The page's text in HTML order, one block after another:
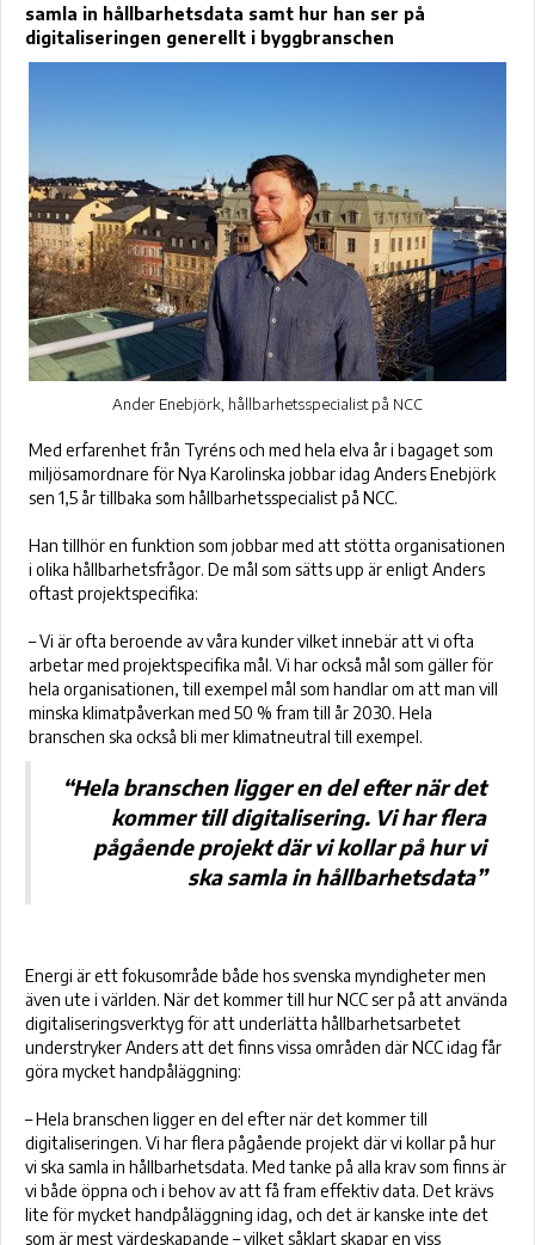
samla in hållbarhetsdata samt hur han ser på
digitaliseringen generellt i byggbranschen
Ander Enebjörk, hållbarhetsspecialist på NCC
Med erfarenhet från Tyréns och med hela elva år i bagaget som
miljösamordnare för Nya Karolinska jobbar idag Anders Enebjörk
sen 1,5 år tillbaka som hållbarhetsspecialist på NCC.
Han tillhör en funktion som jobbar med att stötta organisationen
i olika hållbarhetsfrågor. De mål som sätts upp är enligt Anders
oftast projektspecifika:
– Vi är ofta beroende av våra kunder vilket innebär att vi ofta
arbetar med projektspecifika mål. Vi har också mål som gäller för
hela organisationen, till exempel mål som handlar om att man vill
minska klimatpåverkan med 50 % fram till år 2030. Hela
branschen ska också bli mer klimatneutral till exempel.
“Hela branschen ligger en del efter när det
kommer till digitalisering. Vi har flera
pågående projekt där vi kollar på hur vi
ska samla in hållbarhetsdata”
Energi är ett fokusområde både hos svenska myndigheter men
även ute i världen. När det kommer till hur NCC ser på att använda
digitaliseringsverktyg för att underlätta hållbarhetsarbetet
understryker Anders att det finns vissa områden där NCC idag får
göra mycket handpåläggning:
– Hela branschen ligger en del efter när det kommer till
digitaliseringen. Vi har flera pågående projekt där vi kollar på hur
vi ska samla in hållbarhetsdata. Med tanke på alla krav som finns är
vi både öppna och i behov av att få fram effektiv data. Det krävs
lite för mycket handpåläggning idag, och det är kanske inte det
som är mest värdeskapande – vilket såklart skapar en viss